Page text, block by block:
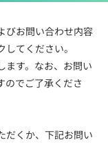
るご質問
びお問い合わせ内容
てください。
ます。なお、お問い
のでご了承くださ
だくか、下記お問い